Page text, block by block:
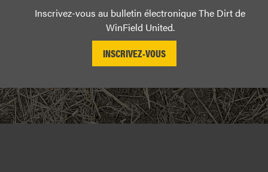
Inscrivez-vous au bulletin électronique The Dirt de
WinField United.